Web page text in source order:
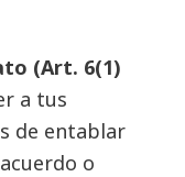
(Art. 6(1)
a tus
de entablar
o